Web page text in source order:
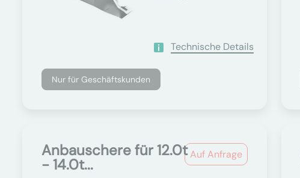
Technische Details
Nur für Geschäftskunden
Auf Anfrage
Anbauschere für 12.0t
- 14.0t...